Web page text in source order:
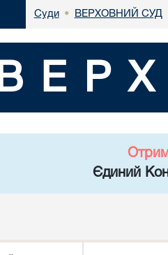
Суди • ВЕРХОВНИЙ СУД
Єдиний